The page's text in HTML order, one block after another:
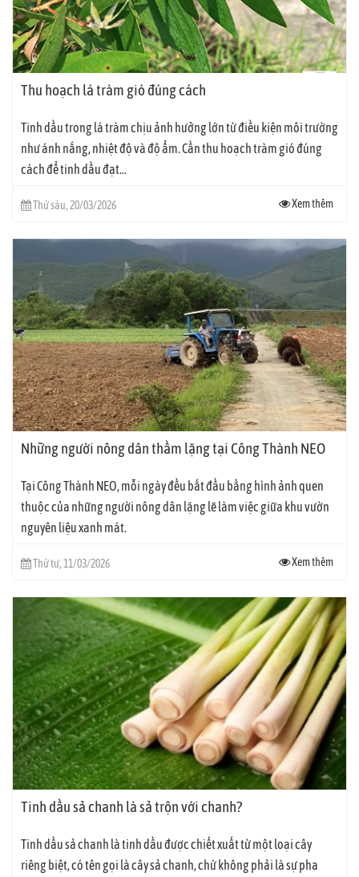
Thu hoạch lá tràm gió đúng cách
Tinh dầu trong lá tràm chịu ảnh hưởng lớn từ điều kiện môi trường
như ánh nắng, nhiệt độ và độ ẩm. Cần thu hoạch tràm gió đúng
cách để tinh dầu đạt...
Thứ sáu, 20/03/2026 Xem thêm
Những người nông dân thầm lặng tại Công Thành NEO
Tại Công Thành NEO, mỗi ngày đều bắt đầu bằng hình ảnh quen
thuộc của những người nông dân lặng lẽ làm việc giữa khu vườn
nguyên liệu xanh mát.
Thứ tư, 11/03/2026 Xem thêm
Tinh dầu sả chanh là sả trộn với chanh?
Tinh dầu sả chanh là tinh dầu được chiết xuất từ một loại cây
riêng biệt, có tên gọi là cây sả chanh, chứ không phải là sự pha